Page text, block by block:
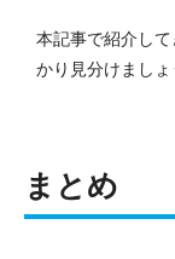
本記事で紹介し
かり見分けましょ
まとめ